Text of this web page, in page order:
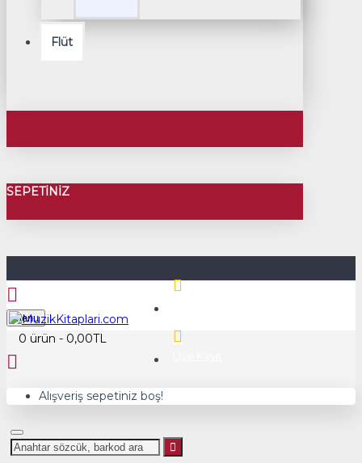
Flüt
SEPETINIZ
Menu
0 ürün - 0,00TL
Alışveriş sepetiniz boş!